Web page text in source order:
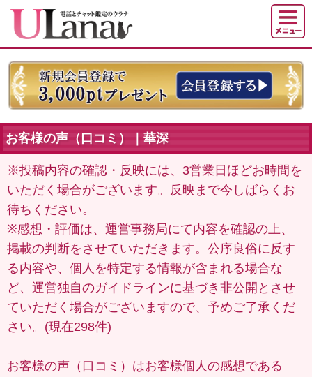
お客様の声（口コミ）｜華深
※投稿内容の確認・反映には、3営業日ほどお時間を
いただく場合がございます。反映まで今しばらくお
待ちください。
※感想・評価は、運営事務局にて内容を確認の上、
掲載の判断をさせていただきます。公序良俗に反す
る内容や、個人を特定する情報が含まれる場合な
ど、運営独自のガイドラインに基づき非公開とさせ
ていただく場合がございますので、予めご了承くだ
さい。(現在298件)
お客様の声（口コミ）はお客様個人の感想である